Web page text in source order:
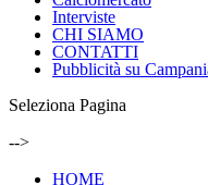
Interviste
CHI SIAMO
CONTATTI
Pubblicità su
Seleziona Pagina
-->
HOME